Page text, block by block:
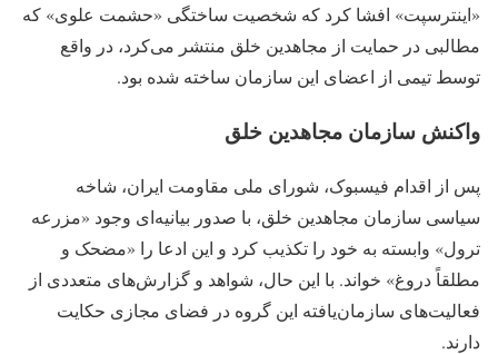
«اینترسپت» افشا کرد که شخصیت ساختگی «حشمت علوی» که
مطالبی در حمایت از مجاهدین خلق منتشر می‌کرد، در واقع
توسط تیمی از اعضای این سازمان ساخته شده بود.
واکنش سازمان مجاهدین خلق
پس از اقدام فیسبوک، شورای ملی مقاومت ایران، شاخه
سیاسی سازمان مجاهدین خلق، با صدور بیانیه‌ای وجود «مزرعه
ترول» وابسته به خود را تکذیب کرد و این ادعا را «مضحک و
مطلقاً دروغ» خواند. با این حال، شواهد و گزارش‌های متعددی از
فعالیت‌های سازمان‌یافته این گروه در فضای مجازی حکایت
دارند.